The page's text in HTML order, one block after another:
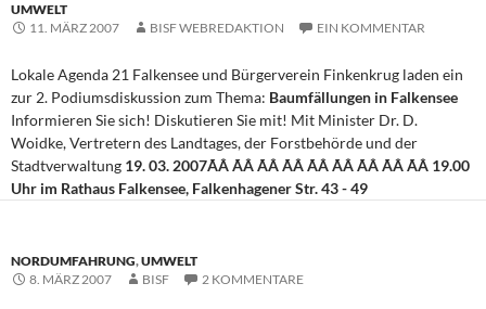
UMWELT
11. MÄRZ 2007
BISF WEBREDAKTION EIN KOMMENTAR
Lokale Agenda 21 Falkensee und Bürgerverein Finkenkrug laden ein
zur 2. Podiumsdiskussion zum Thema: Baumfällungen in Falkensee
Informieren Sie sich! Diskutieren Sie mit! Mit Minister Dr. D.
Woidke, Vertretern des Landtages, der Forstbehörde und der
Stadtverwaltung 19. 03. 2007ÃÂ ÃÂ ÃÂ ÃÂ ÃÂ ÃÂ ÃÂ ÃÂ ÃÂ 19.00
Uhr im Rathaus Falkensee, Falkenhagener Str. 43 - 49
NORDUMFAHRUNG,UMWELT
8. MÄRZ 2007
BISF 2 KOMMENTARE